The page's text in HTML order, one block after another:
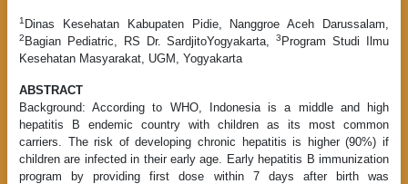
1 Dinas Kesehatan Kabupaten Pidie, Nanggroe Aceh Darussalam,
2 Bagian Pediatric, RS Dr. SardjitoYogyakarta,3 Program Studi Ilmu
Kesehatan Masyarakat, UGM, Yogyakarta
ABSTRACT
Background: According to WHO, Indonesia is a middle and high
hepatitis B endemic country with children as its most common
carriers. The risk of developing chronic hepatitis is higher (90%) if
children are infected in their early age. Early hepatitis B immunization
program by providing first dose within 7 days after birth was